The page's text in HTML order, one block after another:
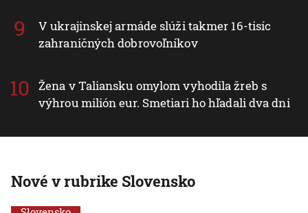
V ukrajinskej armáde slúži takmer 16-tisíc
zahraničných dobrovoľníkov
Žena v Taliansku omylom vyhodila žreb s
výhrou milión eur. Smetiari ho hľadali dva dni
Nové v rubrike Slovensko